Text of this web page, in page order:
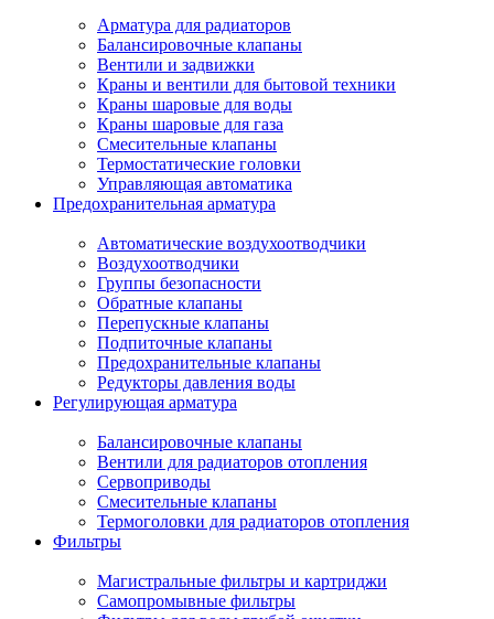
Арматура для радиаторов
Балансировочные клапаны
Вентили и задвижки
Краны и вентили для бытовой техники
Краны шаровые для воды
Краны шаровые для газа
Смесительные клапаны
Термостатические головки
Управляющая автоматика
Предохранительная арматура
Автоматические воздухоотводчики
Воздухоотводчики
Группы безопасности
Обратные клапаны
Перепускные клапаны
Подпиточные клапаны
Предохранительные клапаны
Редукторы давления воды
Регулирующая арматура
Балансировочные клапаны
Вентили для радиаторов отопления
Сервоприводы
Смесительные клапаны
Термоголовки для радиаторов отопления
Фильтры
Магистральные фильтры и картриджи
Самопромывные фильтры